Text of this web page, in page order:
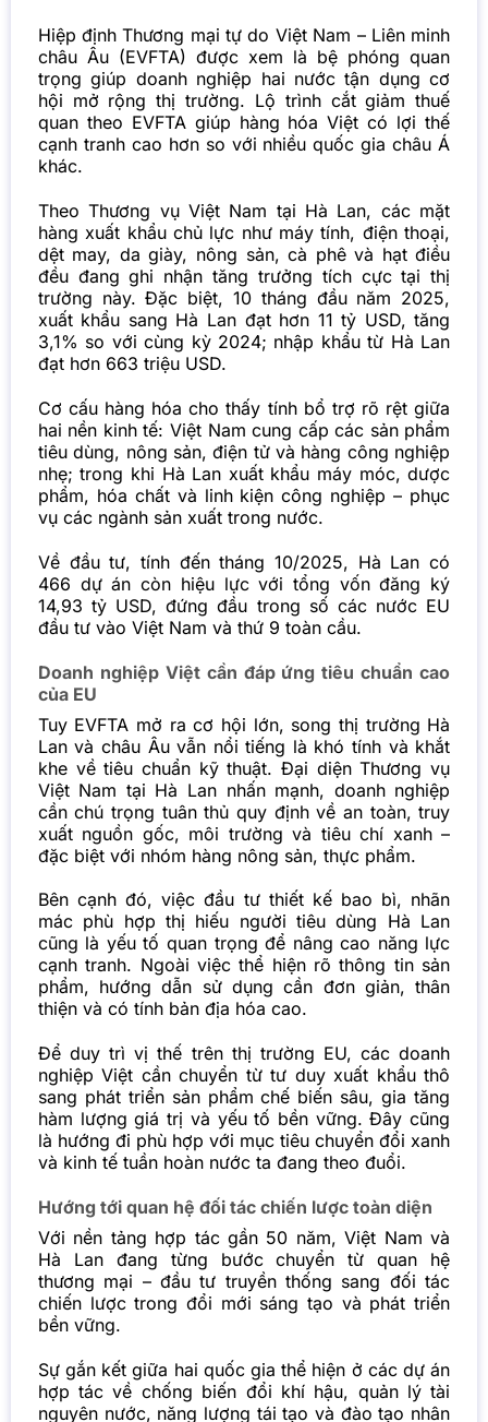
Hiệp định Thương mại tự do Việt Nam – Liên minh
châu Âu (EVFTA) được xem là bệ phóng quan
trọng giúp doanh nghiệp hai nước tận dụng cơ
hội mở rộng thị trường. Lộ trình cắt giảm thuế
quan theo EVFTA giúp hàng hóa Việt có lợi thế
cạnh tranh cao hơn so với nhiều quốc gia châu Á
khác.
Theo Thương vụ Việt Nam tại Hà Lan, các mặt
hàng xuất khẩu chủ lực như máy tính, điện thoại,
dệt may, da giày, nông sản, cà phê và hạt điều
đều đang ghi nhận tăng trưởng tích cực tại thị
trường này. Đặc biệt, 10 tháng đầu năm 2025,
xuất khẩu sang Hà Lan đạt hơn 11 tỷ USD, tăng
3,1% so với cùng kỳ 2024; nhập khẩu từ Hà Lan
đạt hơn 663 triệu USD.
Cơ cấu hàng hóa cho thấy tính bổ trợ rõ rệt giữa
hai nền kinh tế: Việt Nam cung cấp các sản phẩm
tiêu dùng, nông sản, điện tử và hàng công nghiệp
nhẹ; trong khi Hà Lan xuất khẩu máy móc, dược
phẩm, hóa chất và linh kiện công nghiệp – phục
vụ các ngành sản xuất trong nước.
Về đầu tư, tính đến tháng 10/2025, Hà Lan có
466 dự án còn hiệu lực với tổng vốn đăng ký
14,93 tỷ USD, đứng đầu trong số các nước EU
đầu tư vào Việt Nam và thứ 9 toàn cầu.
Doanh nghiệp Việt cần đáp ứng tiêu chuẩn cao
của EU
Tuy EVFTA mở ra cơ hội lớn, song thị trường Hà
Lan và châu Âu vẫn nổi tiếng là khó tính và khắt
khe về tiêu chuẩn kỹ thuật. Đại diện Thương vụ
Việt Nam tại Hà Lan nhấn mạnh, doanh nghiệp
cần chú trọng tuân thủ quy định về an toàn, truy
xuất nguồn gốc, môi trường và tiêu chí xanh –
đặc biệt với nhóm hàng nông sản, thực phẩm.
Bên cạnh đó, việc đầu tư thiết kế bao bì, nhãn
mác phù hợp thị hiếu người tiêu dùng Hà Lan
cũng là yếu tố quan trọng để nâng cao năng lực
cạnh tranh. Ngoài việc thể hiện rõ thông tin sản
phẩm, hướng dẫn sử dụng cần đơn giản, thân
thiện và có tính bản địa hóa cao.
Để duy trì vị thế trên thị trường EU, các doanh
nghiệp Việt cần chuyển từ tư duy xuất khẩu thô
sang phát triển sản phẩm chế biến sâu, gia tăng
hàm lượng giá trị và yếu tố bền vững. Đây cũng
là hướng đi phù hợp với mục tiêu chuyển đổi xanh
và kinh tế tuần hoàn nước ta đang theo đuổi.
Hướng tới quan hệ đối tác chiến lược toàn diện
Với nền tảng hợp tác gần 50 năm, Việt Nam và
Hà Lan đang từng bước chuyển từ quan hệ
thương mại – đầu tư truyền thống sang đối tác
chiến lược trong đổi mới sáng tạo và phát triển
bền vững.
Sự gắn kết giữa hai quốc gia thể hiện ở các dự án
hợp tác về chống biến đổi khí hậu, quản lý tài
nguyên nước, năng lượng tái tạo và đào tạo nhân